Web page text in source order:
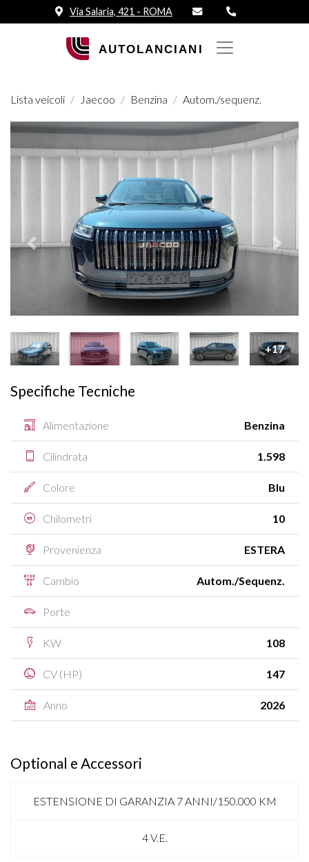
Via Salaria, 421 - ROMA
Lista veicoli Jaecoo Benzina Autom./sequenz.
Prededente
+17
Specifiche Tecniche
Alimentazione Benzina
Cilindrata 1.598
Colore Blu
Chilometri 10
Provenienza ESTERA
Cambio Autom./Sequenz.
Porte
KW 108
CV (HP) 147
Anno 2026
Optional e Accessori
ESTENSIONE DI GARANZIA 7 ANNI/150.000 KM
4 V.E.